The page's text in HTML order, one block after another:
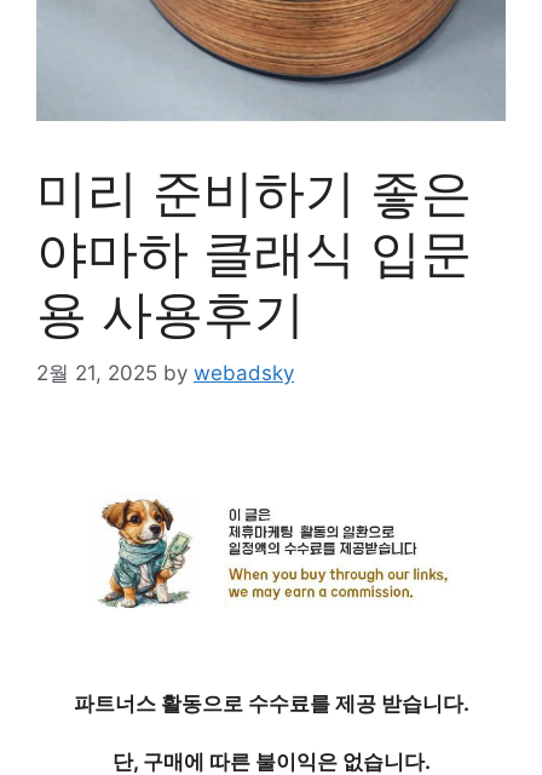
미리 준비하기 좋은
야마하 클래식 입문
용 사용후기
2월 21, 2025 by webadsky
파트너스 활동으로 수수료를 제공 받습니다.
단, 구매에 따른 불이익은 없습니다.